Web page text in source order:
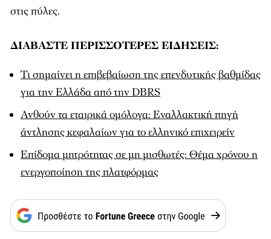
στις πύλες.
ΔΙΑΒΑΣΤΕ ΠΕΡΙΣΣΟΤΕΡΕΣ ΕΙΔΗΣΕΙΣ:
Τι σημαίνει η επιβεβαίωση της επενδυτικής βαθμίδας
για την Ελλάδα από την DBRS
Ανθούν τα εταιρικά ομόλογα: Εναλλακτική πηγή
άντλησης κεφαλαίων για το ελληνικό επιχειρείν
Επίδομα μητρότητας σε μη μισθωτές: Θέμα χρόνου η
ενεργοποίηση της πλατφόρμας